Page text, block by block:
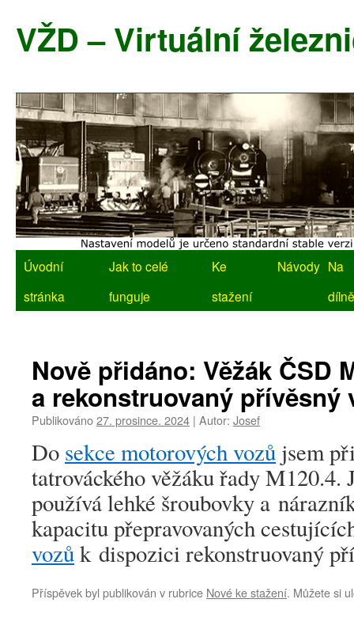
obsahu
webu
VŽD – Virtuální
Úvodní
stránka
Jak to celé
funguje
Ke
stažení
Návody Na
dílně
Nově přidáno: Věžák ČSD
a rekonstruovaný přívěsný
Publikováno27. prosince. 2024 | Autor: Josef
Do sekce motorových vozů jsem
tatrováckého věžáku řady
používá lehké šroubovky a
kapacitu přepravovaných
vozůk dispozici rekonstruovaný
Příspěvek byl publikován v rubrice Nové ke stažení. Můžete si